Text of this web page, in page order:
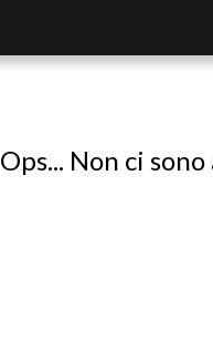
Ops... Non ci